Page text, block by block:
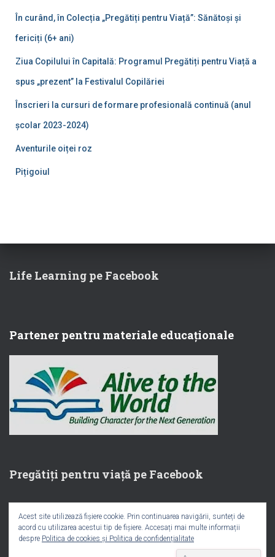
În curând, în Colecția „Pregătiți pentru Viață”: Sănătoși și
fericiți (6+ ani)
Ziua Copilului în Capitală: Programul Pregătiți pentru Viață a
spus „prezent” la Festivalul Copilăriei
Înscrieri la cursuri de formare profesională continuă (anul
școlar 2023-2024)
Aventurile oiței roz
Pițigoiul
Life Learning pe Facebook
Partener pentru materiale educaționale
Pregătiți pentru viață pe Facebook
Acest site utilizează fișiere cookie. Prin continuarea navigării, sunteți de
acord cu utilizarea acestui tip de fișiere. Accesați mai multe informații
despre Politica de cookies și Politica de confidențialitate